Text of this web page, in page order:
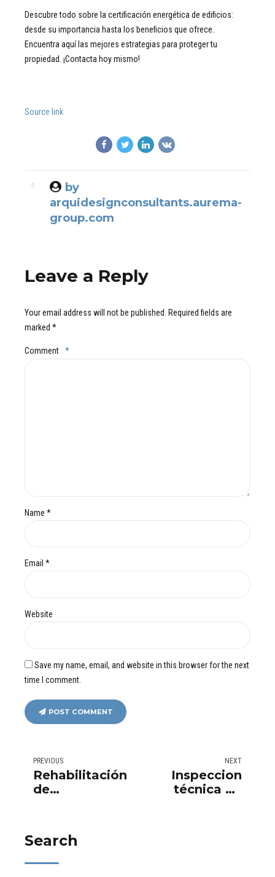
Descubre todo sobre la certificación energética de edificios:
desde su importancia hasta los beneficios que ofrece.
Encuentra aquí las mejores estrategias para proteger tu
propiedad. ¡Contacta hoy mismo!
Source link
by
arquidesignconsultants.aurema-
group.com
Leave a Reply
Your email address will not be published. Required fields are
marked *
Comment *
Name *
Email *
Website
Save my name, email, and website in this browser for the next
time I comment.
POST COMMENT
PREVIOUS
Rehabilitación
de
Perito Judicial
de la
construcción
NEXT
Inspeccion
técnica de
Search